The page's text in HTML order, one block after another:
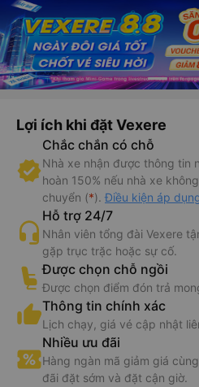
Lợi ích khi đặt Vexere
Chắc chắn có chỗ
Nhà xe nhận được thông tin
hoàn 150% nếu nhà xe
chuyển (*). Điều kiện áp
Hỗ trợ 24/7
Nhân viên tổng đài Vexere
gặp trục trặc hoặc sự cố.
Được chọn chỗ ngồi
Được chọn điểm đón trả
Thông tin chính xác
Lịch chạy, giá vé cập nhật
Nhiều ưu đãi
Hàng ngàn mã giảm giá
đãi đặt sớm và đặt cận giờ.